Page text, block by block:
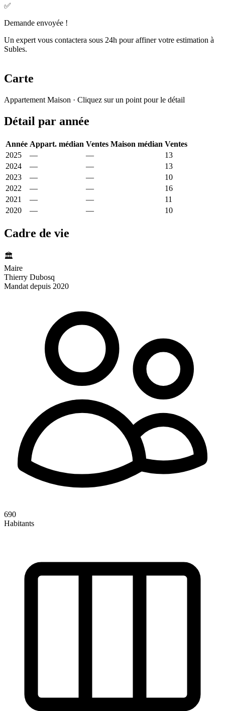
✅
Demande envoyée !
Un expert vous contactera sous 24h pour affiner votre estimation à
Subles.
Carte
−
Appartement Maison · Cliquez sur un point pour le détail
Détail par année
Année Appart. médian Ventes Maison médian Ventes
2025
— —
13
2024
— —
13
2023
— —
10
2022
— —
16
2021
— —
11
2020
— — 10
Cadre de vie
🏛️
Maire
Thierry Dubosq
Mandat depuis 2020
690
Habitants